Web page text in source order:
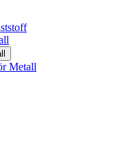
Metall